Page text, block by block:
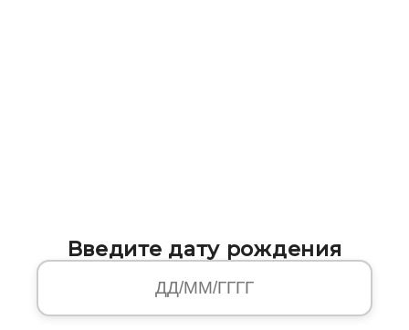
Введите дату рождения